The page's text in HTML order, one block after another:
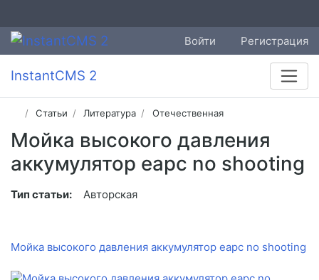
Войти Регистрация
InstantCMS 2
Статьи Литература Отечественная
Мойка высокого давления
аккумулятор eapc no shooting
Тип статьи: Авторская
Мойка высокого давления аккумулятор eapc no shooting